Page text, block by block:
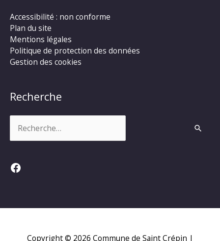
Accessibilité : non conforme
Plan du site
Mentions légales
Politique de protection des données
Gestion des cookies
Recherche
Facebook
Copyright © 2026 Commune de Saint Crépin |